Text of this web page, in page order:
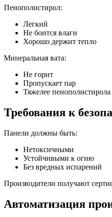
Пенополистирол:
Легкий
Не боится влаги
Хорошо держит тепло
Минеральная вата:
Не горит
Пропускает пар
Тяжелее пенополистирола
Требования к
Панели должны быть:
Нетоксичными
Устойчивыми к огню
Без вредных испарений
Производители получают
Автоматизация